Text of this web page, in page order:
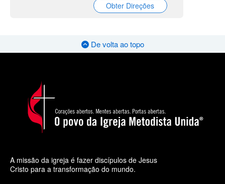
Obter Direções
De volta ao topo
A missão da igreja é fazer discípulos de Jesus
Cristo para a transformação do mundo.